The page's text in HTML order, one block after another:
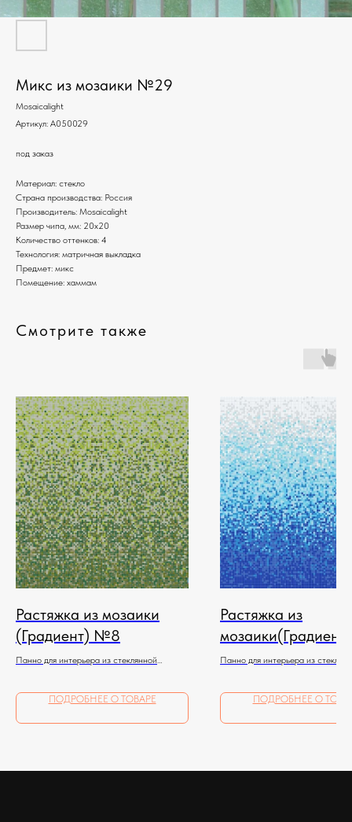
Микс из мозаики №29
Mosaicalight
Артикул: A050029
под заказ
Материал: стекло
Страна производства: Россия
Производитель: Mosaicalight
Размер чипа, мм: 20х20
Количество оттенков: 4
Технология: матричная выкладка
Предмет: микс
Помещение: хаммам
Смотрите также
Растяжка из мозаики
(Градиент) №8
Панно для интерьера из стеклянной
ПОДРОБНЕЕ О ТОВАРЕ
Растяжка из
Панно для интерьера из
ПОДРОБНЕЕ О